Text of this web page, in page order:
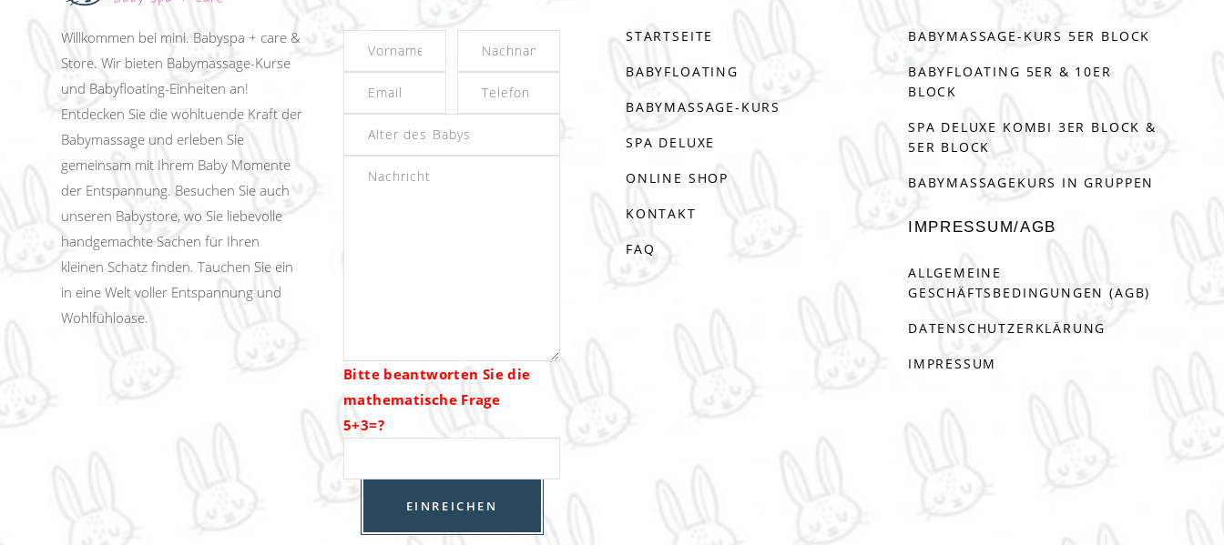
Willkommen bei mini. Babyspa + care &
Store. Wir bieten Babymassage-Kurse
und Babyfloating-Einheiten an!
Entdecken Sie die wohltuende Kraft der
Babymassage und erleben Sie
gemeinsam mit Ihrem Baby Momente
der Entspannung. Besuchen Sie auch
unseren Babystore, wo Sie liebevolle
handgemachte Sachen für Ihren
kleinen Schatz finden. Tauchen Sie ein
in eine Welt voller Entspannung und
Wohlfühloase.
Bitte beantworten Sie die
mathematische Frage
5+3=?
STARTSEITE
BABYFLOATING
BABYMASSAGE-KURS
SPA DELUXE
ONLINE SHOP
KONTAKT
FAQ
BABYMASSAGE-KURS 5ER BLOCK
BABYFLOATING 5ER & 10ER
BLOCK
SPA DELUXE KOMBI 3ER BLOCK &
5ER BLOCK
BABYMASSAGEKURS IN GRUPPEN
IMPRESSUM/AGB
ALLGEMEINE
GESCHÄFTSBEDINGUNGEN (AGB)
DATENSCHUTZERKLÄRUNG
IMPRESSUM